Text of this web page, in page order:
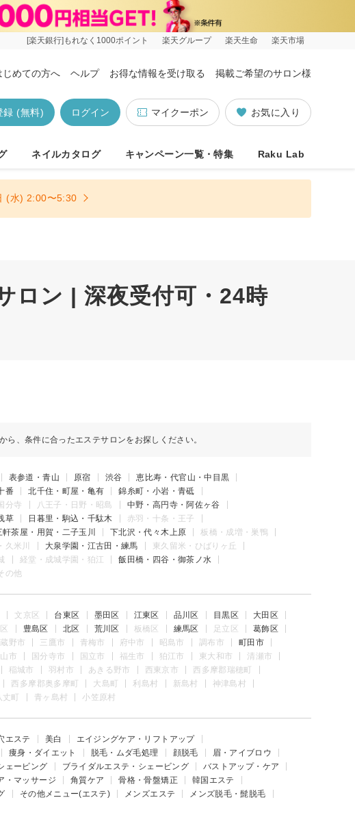
[楽天銀行]もれなく1000ポイント 楽天グループ 楽天生命 楽天市場
じめての方へ ヘルプ お得な情報を受け取る 掲載ご希望のサロン様
お気に入り
マイクーポン
ログイン
録 (無料)
ネイルカタログ キャンペーン一覧・特集 Raku Lab
(水) 2:00〜5:30
ロン | 深夜受付可・24時
ら、条件に合ったエステサロンをお探しください。
表参道・青山 原宿 渋谷
恵比寿・代官山・中目黒
番 北千住・町屋・亀有
錦糸町・小岩・青砥
分寺 八王子・日野・昭島
中野・高円寺・阿佐ヶ谷
草 日暮里・駒込・千駄木
赤羽・十条・王子
軒茶屋・用賀・二子玉川 下北沢・代々木上原
板橋・成増・巣鴨
久米川 大泉学園・江古田・練馬
東久留米・ひばりヶ丘
経堂・成城学園・狛江
飯田橋・四谷・御茶ノ水
の他
文京区 台東区 墨田区 江東区 品川区 目黒区
大田区
豊島区 北区 荒川区 板橋区 練馬区 足立区
葛飾区
野市 三鷹市 青梅市 府中市 昭島市 調布市
町田市
市 国分寺市 国立市 福生市 狛江市 東大和市
清瀬市
稲城市 羽村市 あきる野市 西東京市
西多摩郡瑞穂町
西多摩郡奥多摩町 大島町 利島村 新島村
神津島村
町 青ヶ島村 小笠原村
エステ 美白
エイジングケア・リフトアップ
痩身・ダイエット 脱毛・ムダ毛処理 顔脱毛
眉・アイブロウ
ェービング ブライダルエステ・シェービング
バストアップ・ケア
・マッサージ 角質ケア 骨格・骨盤矯正
韓国エステ
その他メニュー(エステ) メンズエステ
メンズ脱毛・髭脱毛